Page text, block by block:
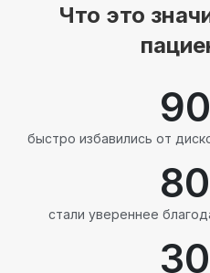
Что это
быстро избавились от
90
стали увереннее
80
30